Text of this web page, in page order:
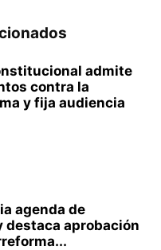
admite
contra la
y fija audiencia
agenda de
destaca aprobación